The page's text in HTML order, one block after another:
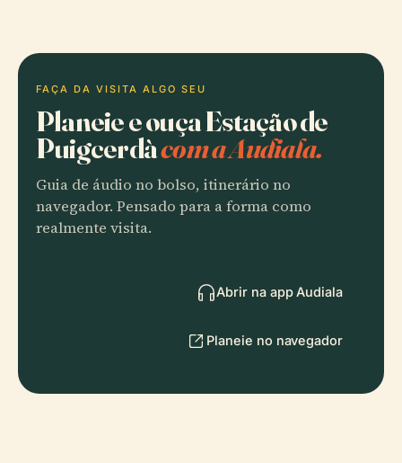
FAÇA DA VISITA ALGO SEU
Planeie e ouça Estação de
Puigcerdàcom a Audiala.
Guia de áudio no bolso, itinerário no
navegador. Pensado para a forma como
realmente visita.
Abrir na app Audiala
Planeie no navegador